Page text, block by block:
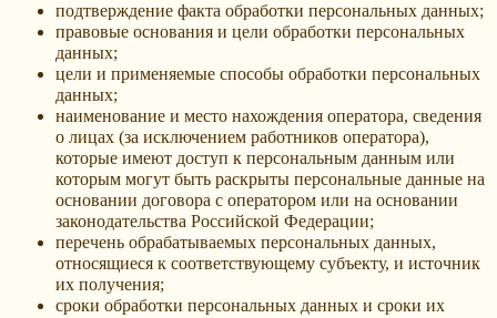
подтверждение факта обработки персональных данных;
правовые основания и цели обработки персональных
данных;
цели и применяемые способы обработки персональных
данных;
наименование и место нахождения оператора, сведения
о лицах (за исключением работников оператора),
которые имеют доступ к персональным данным или
которым могут быть раскрыты персональные данные на
основании договора с оператором или на основании
законодательства Российской Федерации;
перечень обрабатываемых персональных данных,
относящиеся к соответствующему субъекту, и источник
их получения;
сроки обработки персональных данных и сроки их